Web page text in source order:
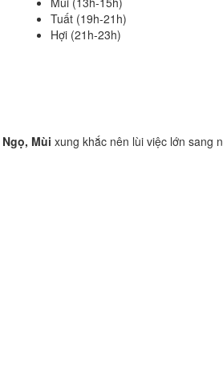
Tuất (19h-21h)
Hợi (21h-23h)
Ngọ, Mùi xung khắc nên lùi việc lớn sang